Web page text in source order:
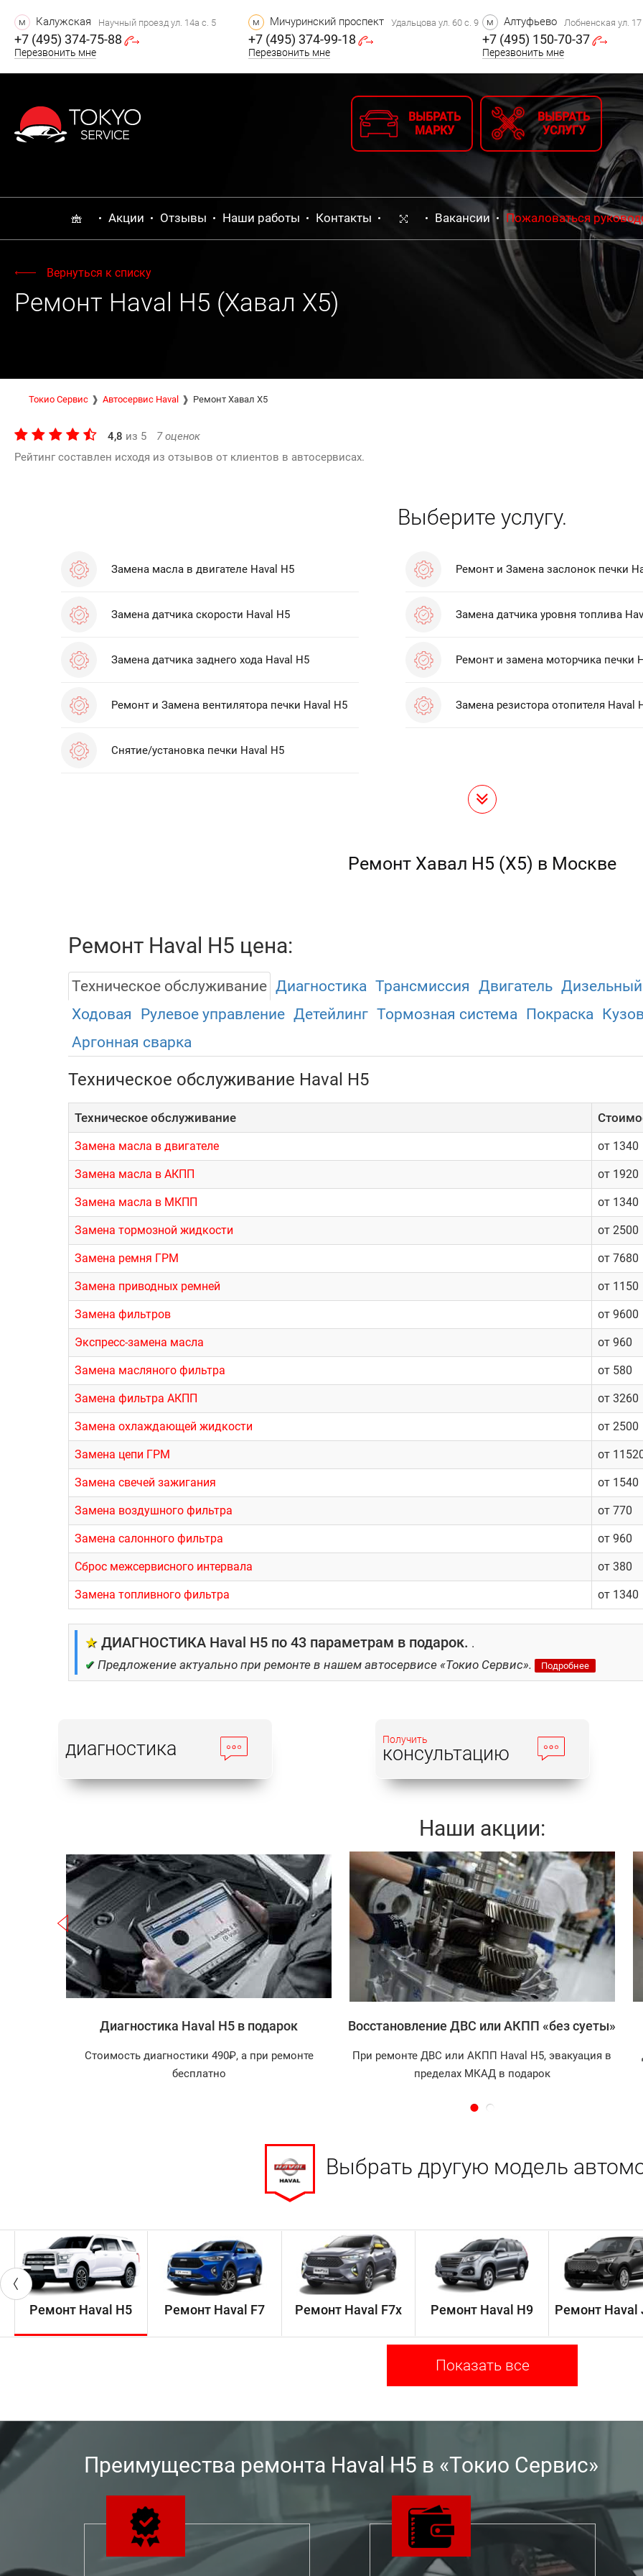
м Калужская Научный проезд ул. 14а с. 5
+7 (495) 374-75-88
Перезвонить мне
м Мичуринский проспект Удальцова ул. 60 с. 9
+7 (495) 374-99-18
Перезвонить мне
м Алтуфьево Лобненская ул. 17
+7 (495) 150-70-37
Перезвонить мне
ВЫБРАТЬ
МАРКУ
ВЫБРАТЬ
УСЛУГУ
Акции Отзывы Наши работы Контакты Вакансии Пожаловаться
Вернуться к списку
Ремонт Haval H5 (Хавал Х5)
Токио Сервис Автосервис Haval Ремонт Хавал Х5
4,8 из 5 7оценок
Рейтинг составлен исходя из отзывов от клиентов в автосервисах.
Выберите услугу.
Замена масла в двигателе Haval H5 Ремонт и Замена заслонок печки
Замена датчика скорости Haval H5 Замена датчика уровня топлива
Замена датчика заднего хода Haval H5 Ремонт и замена моторчика печки
Ремонт и Замена вентилятора печки Haval H5 Замена резистора отопителя Haval
Снятие/установка печки Haval H5
Ремонт Хавал H5 (Х5) в Москве
Ремонт Haval H5 цена:
Техническое обслуживание Диагностика Трансмиссия Двигатель Дизельный
Ходовая
Рулевое управление Детейлинг Тормозная система Покраска
Аргонная сварка
Техническое обслуживание Haval H5
Техническое обслуживание
Замена масла в двигателе от 1340
Замена масла в АКПП от 1920
Замена масла в МКПП от 1340
Замена тормозной жидкости от 2500
Замена ремня ГРМ от 7680
Замена приводных ремней от 1150
Замена фильтров от 9600
Экспресс-замена масла от 960
Замена масляного фильтра от 580
Замена фильтра АКПП от 3260
Замена охлаждающей жидкости от 2500
Замена цепи ГРМ от
Замена свечей зажигания от 1540
Замена воздушного фильтра от 770
Замена салонного фильтра от 960
Сброс межсервисного интервала от 380
Замена топливного фильтра от 1340
★ ДИАГНОСТИКА Haval H5 по 43 параметрам в подарок. .
✔ Предложение актуально при ремонте в нашем автосервисе «Токио Сервис». Подробнее
диагностика Получить
консультацию
Наши акции:
Записаться
Диагностика Haval H5 в подарок
Стоимость диагностики 490₽, а при ремонте
бесплатно
Записаться
Восстановление ДВС или АКПП «без суеты»
При ремонте ДВС или АКПП Haval H5, эвакуация в
пределах МКАД в подарок
Выбрать другую модель
Ремонт Haval H5 Ремонт Haval F7 Ремонт Haval F7x Ремонт Haval H9 Ремонт Haval
Показать все
Преимущества ремонта Haval H5 в «Токио Сервис»